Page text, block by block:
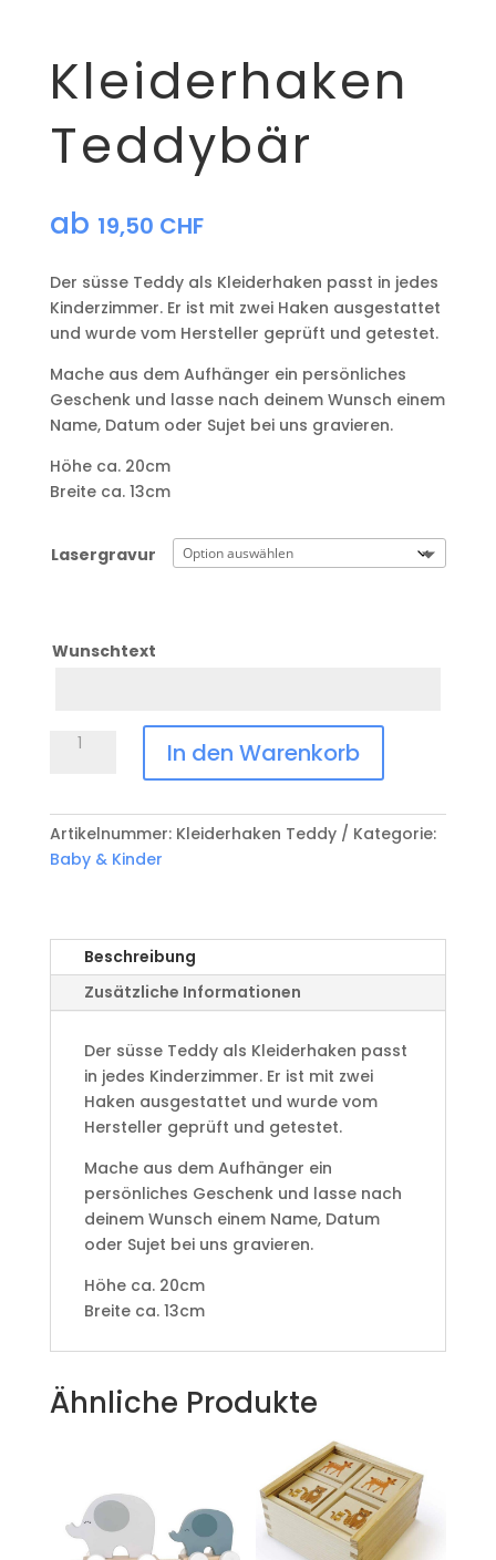
Kleiderhaken
Teddybär
ab 19,50 CHF
Der süsse Teddy als Kleiderhaken passt in jedes
Kinderzimmer. Er ist mit zwei Haken ausgestattet
und wurde vom Hersteller geprüft und getestet.
Mache aus dem Aufhänger ein persönliches
Geschenk und lasse nach deinem Wunsch einem
Name, Datum oder Sujet bei uns gravieren.
Höhe ca. 20cm
Breite ca. 13cm
Lasergravur
Wunschtext
Kleiderhaken
In den Warenkorb
Artikelnummer: Kleiderhaken Teddy
Kategorie:
Baby & Kinder
Beschreibung
Zusätzliche Informationen
Der süsse Teddy als Kleiderhaken passt
in jedes Kinderzimmer. Er ist mit zwei
Haken ausgestattet und wurde vom
Hersteller geprüft und getestet.
Mache aus dem Aufhänger ein
persönliches Geschenk und lasse nach
deinem Wunsch einem Name, Datum
oder Sujet bei uns gravieren.
Höhe ca. 20cm
Breite ca. 13cm
Ähnliche Produkte